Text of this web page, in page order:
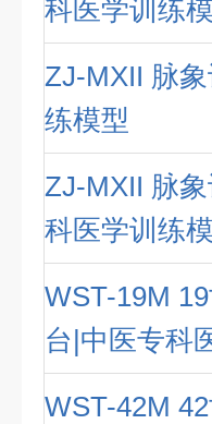
科医学训练
ZJ-MXII 脉
练模型
ZJ-MXII 脉
科医学训练
WST-19M
台|中医专科
WST-42M